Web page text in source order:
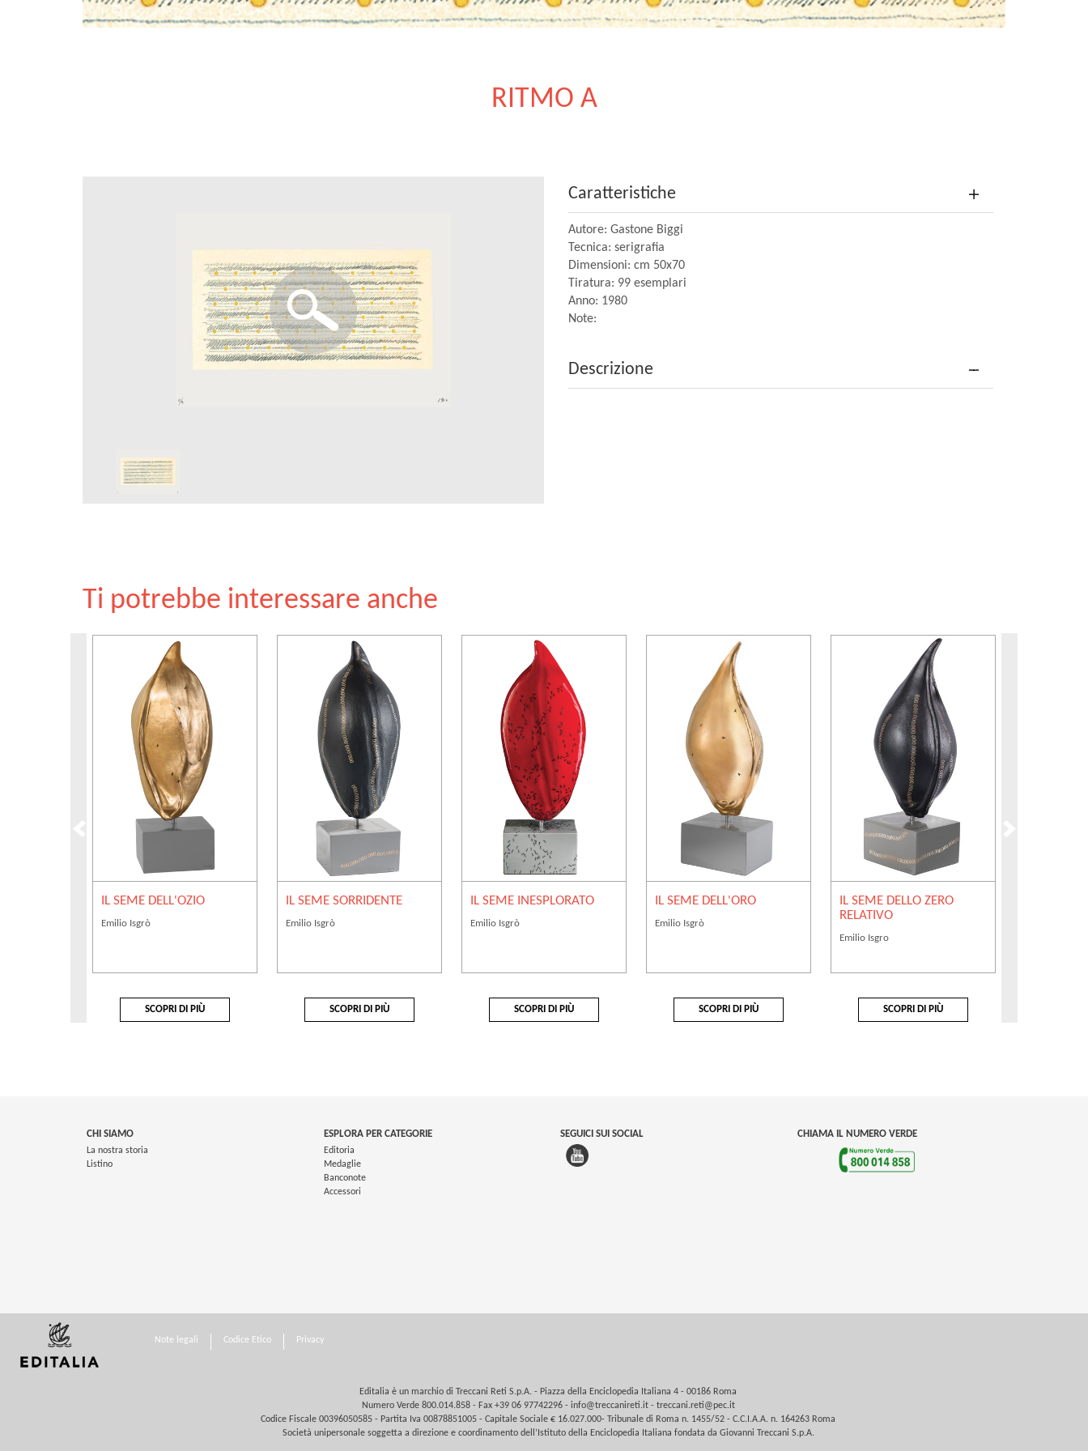
RITMO A
Caratteristiche
Autore: Gastone Biggi
Tecnica: serigrafia
Dimensioni: cm 50x70
Tiratura: 99 esemplari
Anno: 1980
Note:
Descrizione
Ti potrebbe interessare anche
IL SEME DELL'OZIO
Emilio Isgrò
SCOPRI DI PIÙ
IL SEME SORRIDENTE
Emilio Isgrò
SCOPRI DI PIÙ
IL SEME INESPLORATO
Emilio Isgrò
SCOPRI DI PIÙ
IL SEME DELL'ORO
Emilio Isgrò
SCOPRI DI PIÙ
IL SEME DELLO ZERO
RELATIVO
Emilio Isgro
SCOPRI DI PIÙ
CHI SIAMO
La nostra storia
Listino
ESPLORA PER CATEGORIE
Editoria
Medaglie
Banconote
Accessori
SEGUICI SUI SOCIAL CHIAMA IL NUMERO VERDE
Note legali Codice Etico Privacy
Editalia è un marchio di Treccani Reti S.p.A. - Piazza della Enciclopedia Italiana 4 - 00186 Roma
Numero Verde 800.014.858 - Fax +39 06 97742296 - info@treccanireti.it- treccani.reti@pec.it
Codice Fiscale 00396050585 - Partita Iva 00878851005 - Capitale Sociale € 16.027.000- Tribunale di Roma n. 1455/52 - C.C.I.A.A. n. 164263 Roma
Società unipersonale soggetta a direzione e coordinamento dell’Istituto della Enciclopedia Italiana fondata da Giovanni Treccani S.p.A.